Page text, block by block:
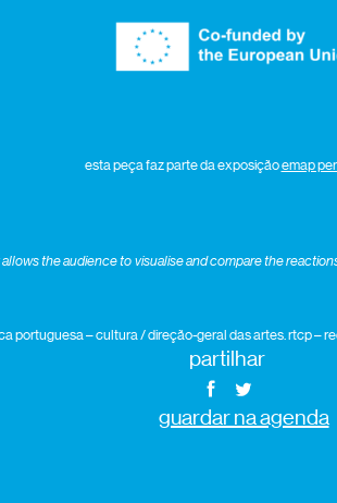
esta peça faz parte da exposiçãoemap
the audience to visualise and compare the
portuguesa – cultura / direção-geral das artes. rtcp –
partilhar
guardar na agenda